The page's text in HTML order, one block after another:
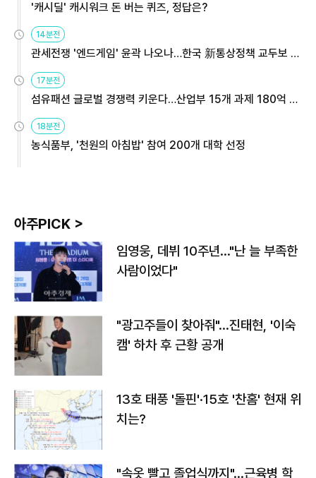
'캐시딜' 캐시워크 돈 버는 퀴즈, 정답은?
14분전
관세전쟁 '엔드게임' 윤곽 나오나…한국 新통상정책 교두보 활
용해야
17분전
섬유패션 글로벌 경쟁력 키운다…산업부 15개 과제 180억 지
원
18분전
농식품부, '천원의 아침밥' 참여 200개 대학 선정
아주PICK >
임영웅, 데뷔 10주년…"난 늘 부족한
사람이었다"
"광고주들이 찾아줘"…진태현, '이숙
캠' 하차 후 근황 공개
13호 태풍 '돌핀'·15호 '찬홈' 현재 위
치는?
"속옷 빨고 졸업식까지"…근육병 학